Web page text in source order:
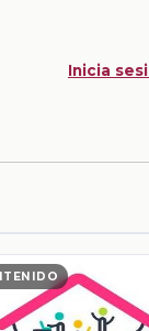
Inicia